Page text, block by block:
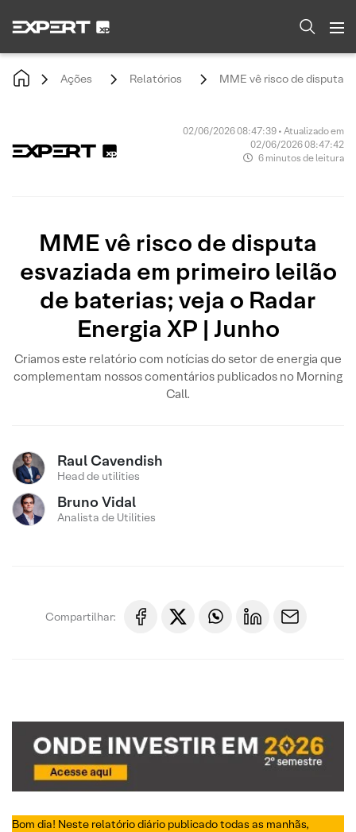
Ações Relatórios MME vê risco de disputa
02/06/2026 08:47:39 • Atualizado em
02/06/2026 08:47:42
6 minutos de leitura
MME vê risco de disputa
esvaziada em primeiro leilão
de baterias; veja o Radar
Energia XP | Junho
Criamos este relatório com notícias do setor de energia que
complementam nossos comentários publicados no Morning
Call.
Raul Cavendish
Head de utilities
Bruno Vidal
Analista de Utilities
Compartilhar:
Bom dia! Neste relatório diário publicado todas as manhãs,